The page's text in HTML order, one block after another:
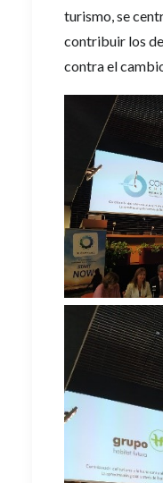
turismo, se
contribuir los
contra el